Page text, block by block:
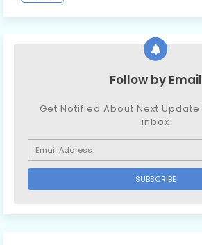
Follow by Email
Get Notified About Next
inbox